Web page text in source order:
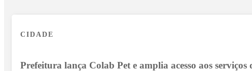
CIDADE
Prefeitura lança Colab Pet e amplia acesso aos